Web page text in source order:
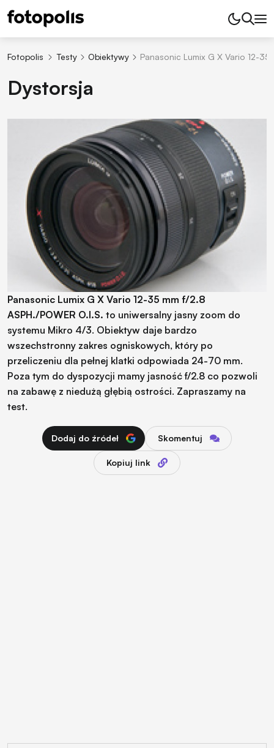
Fotopolis Testy Obiektywy Panasonic Lumix G X Vario 12-
Dystorsja
Panasonic Lumix G X Vario 12-35 mm f/2.8
ASPH./POWER O.I.S. to uniwersalny jasny zoom do
systemu Mikro 4/3. Obiektyw daje bardzo
wszechstronny zakres ogniskowych, który po
przeliczeniu dla pełnej klatki odpowiada 24-70 mm.
Poza tym do dyspozycji mamy jasność f/2.8 co pozwoli
na zabawę z niedużą głębią ostrości. Zapraszamy na
test.
Dodaj do źródeł Skomentuj
Kopiuj link